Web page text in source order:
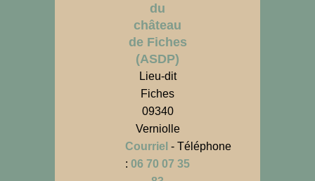
du
château
de Fiches
(ASDP)
Lieu-dit
Fiches
09340
Verniolle
Courriel - Téléphone
: 06 70 07 35